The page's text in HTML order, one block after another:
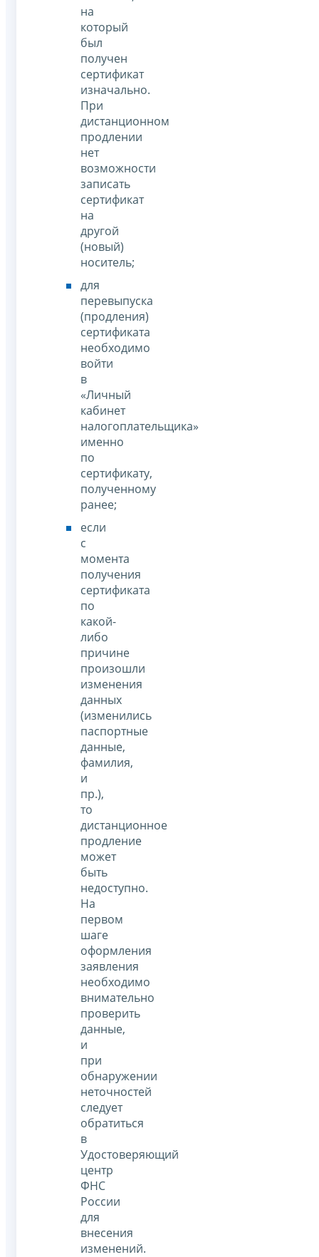
на
который
был
получен
сертификат
изначально.
При
дистанционном
продлении
нет
возможности
записать
сертификат
на
другой
(новый)
носитель;
для
перевыпуска
(продления)
сертификата
необходимо
войти
в
«Личный
кабинет
налогоплательщика»
именно
по
сертификату,
полученному
ранее;
если
с
момента
получения
сертификата
по
какой-
либо
причине
произошли
изменения
данных
(изменились
паспортные
данные,
фамилия,
и
пр.),
то
дистанционное
продление
может
быть
недоступно.
На
первом
шаге
оформления
заявления
необходимо
внимательно
проверить
данные,
и
при
обнаружении
неточностей
следует
обратиться
в
Удостоверяющий
центр
ФНС
России
для
внесения
изменений.